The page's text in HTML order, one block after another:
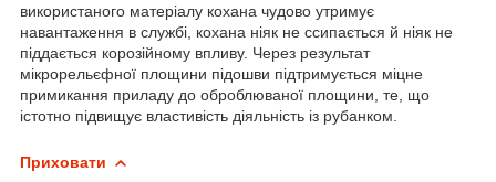
використаного матеріалу кохана чудово утримує
навантаження в службі, кохана ніяк не ссипається й ніяк не
піддається корозійному впливу. Через результат
мікрорельєфної площини підошви підтримується міцне
примикання приладу до оброблюваної площини, те, що
істотно підвищує властивість діяльність із рубанком.
Приховати